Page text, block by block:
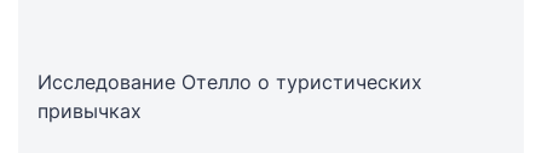
Исследование Отелло о туристических
привычках